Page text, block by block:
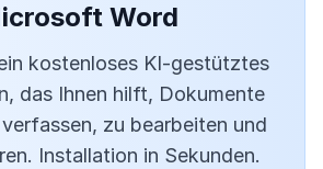
Word
kostenloses KI-gestütztes
das Ihnen hilft, Dokumente
zu bearbeiten und
Installation in Sekunden.